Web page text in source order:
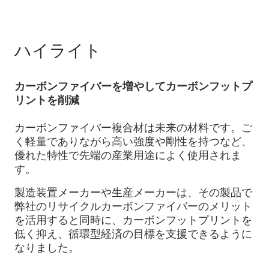
ハイライト
カーボンファイバーを増やしてカーボンフットプ
リントを削減
カーボンファイバー複合材は未来の材料です。ご
く軽量でありながら高い強度や剛性を持つなど、
優れた特性で先端の産業用途によく使用されま
す。
製造装置メーカーや生産メーカーは、その製品で
弊社のリサイクルカーボンファイバーのメリット
を活用すると同時に、カーボンフットプリントを
低く抑え、循環型経済の目標を支援できるように
なりました。